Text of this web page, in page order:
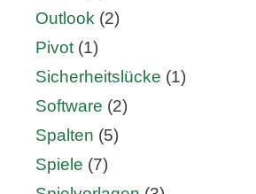
Outlook (2)
Pivot(1)
Sicherheitslücke (1)
Software (2)
Spalten (5)
Spiele (7)